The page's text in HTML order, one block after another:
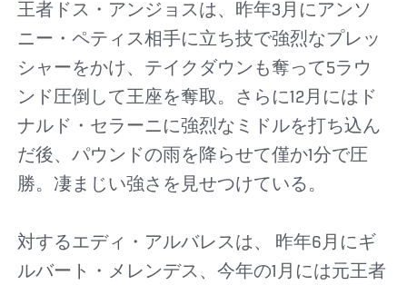
王者ドス・アンジョスは、昨年3月にアンソ
ニー・ペティス相手に立ち技で強烈なプレッ
シャーをかけ、テイクダウンも奪って5ラウ
ンド圧倒して王座を奪取。さらに12月にはド
ナルド・セラーニに強烈なミドルを打ち込ん
だ後、パウンドの雨を降らせて僅か1分で圧
勝。凄まじい強さを見せつけている。
対するエディ・アルバレスは、 昨年6月にギ
ルバート・メレンデス、今年の1月には元王者